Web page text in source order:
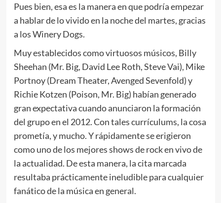
Pues bien, esa es la manera en que podría empezar
a hablar de lo vivido en la noche del martes, gracias
a los Winery Dogs.
Muy establecidos como virtuosos músicos, Billy
Sheehan (Mr. Big, David Lee Roth, Steve Vai), Mike
Portnoy (Dream Theater, Avenged Sevenfold) y
Richie Kotzen (Poison, Mr. Big) habían generado
gran expectativa cuando anunciaron la formación
del grupo en el 2012. Con tales currículums, la cosa
prometía, y mucho. Y rápidamente se erigieron
como uno de los mejores shows de rock en vivo de
la actualidad. De esta manera, la cita marcada
resultaba prácticamente ineludible para cualquier
fanático de la música en general.